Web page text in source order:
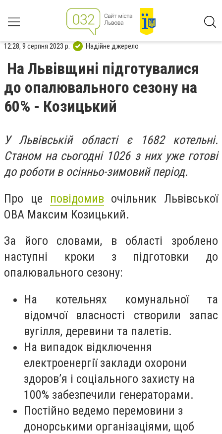
12:28, 9 серпня 2023 р. Надійне джерело
На Львівщині підготувалися
до опалювального сезону на
60% - Козицький
У Львівській області є 1682 котельні.
Станом на сьогодні 1026 з них уже готові
до роботи в осінньо-зимовий період.
Про це повідомив очільник Львівської
ОВА Максим Козицький.
За його словами, в області зроблено
наступні кроки з підготовки до
опалювального сезону:
На котельнях комунальної та
відомчої власності створили запас
вугілля, деревини та палетів.
На випадок відключення
електроенергії заклади охорони
здоров’я і соціального захисту на
100% забезпечили генераторами.
Постійно ведемо перемовини з
донорськими організаціями, щоб